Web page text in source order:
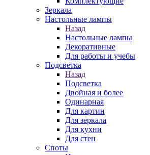
Зеркала
Настольные лампы
Назад
Настольные лампы
Декоративные
Для работы и учебы
Подсветка
Назад
Подсветка
Двойная и более
Одинарная
Для картин
Для зеркала
Для кухни
Для стен
Споты